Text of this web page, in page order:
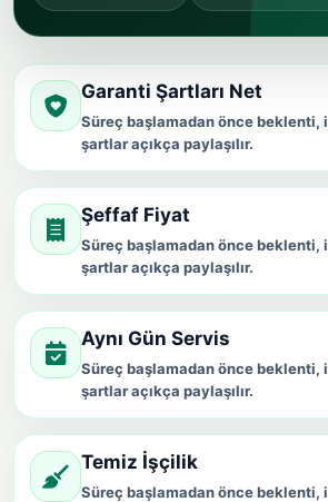
Garanti Şartları Net
Süreç başlamadan önce beklenti,
şartlar açıkça paylaşılır.
Şeffaf Fiyat
Süreç başlamadan önce beklenti,
şartlar açıkça paylaşılır.
Aynı Gün Servis
Süreç başlamadan önce beklenti,
şartlar açıkça paylaşılır.
Temiz İşçilik
Süreç başlamadan önce beklenti,